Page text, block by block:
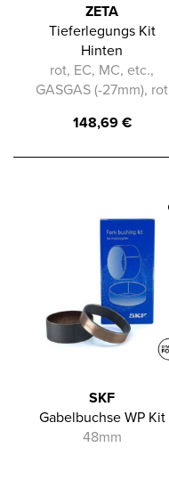
ZETA
Tieferlegungs Kit
Hinten
rot, EC, MC, etc.,
GASGAS (-27mm), rot
148,69€
SKF
Gabelbuchse WP Kit
48mm